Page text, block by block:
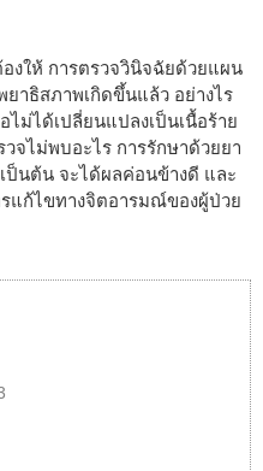
องให้ การตรวจวินิจฉัยด้วยแผน
าธิสภาพเกิดขึ้นแล้ว อย่างไร
ม่ได้เปลี่ยนแปลงเป็นเนื้อร้าย
จไม่พบอะไร การรักษาด้วยยา
ป็นต้น จะได้ผลค่อนข้างดี และ
แก้ไขทางจิตอารมณ์ของผู้ป่วย